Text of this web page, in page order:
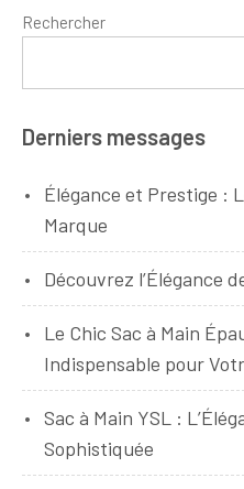
Rechercher
Derniers messages
Élégance et Prestige :
Marque
Découvrez l’Élégance
Le Chic Sac à Main
Indispensable pour
Sac à Main YSL :
Sophistiquée